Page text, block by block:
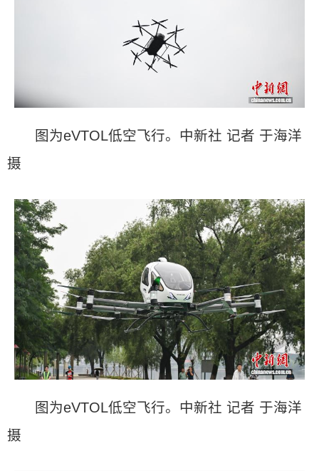
图为eVTOL低空飞行。中新社 记者 于海洋
摄
图为eVTOL低空飞行。中新社 记者 于海洋
摄